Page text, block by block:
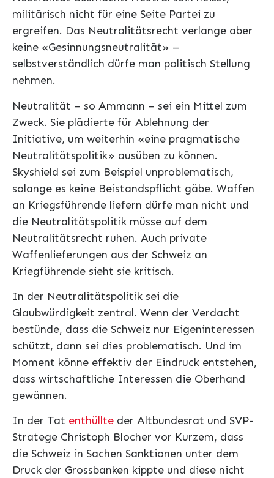
militärisch nicht für eine Seite Partei zu
ergreifen. Das Neutralitätsrecht verlange aber
keine «Gesinnungsneutralität» –
selbstverständlich dürfe man politisch Stellung
nehmen.
Neutralität – so Ammann – sei ein Mittel zum
Zweck. Sie plädierte für Ablehnung der
Initiative, um weiterhin «eine pragmatische
Neutralitätspolitik» ausüben zu können.
Skyshield sei zum Beispiel unproblematisch,
solange es keine Beistandspflicht gäbe. Waffen
an Kriegsführende liefern dürfe man nicht und
die Neutralitätspolitik müsse auf dem
Neutralitätsrecht ruhen. Auch private
Waffenlieferungen aus der Schweiz an
Kriegführende sieht sie kritisch.
In der Neutralitätspolitik sei die
Glaubwürdigkeit zentral. Wenn der Verdacht
bestünde, dass die Schweiz nur Eigeninteressen
schützt, dann sei dies problematisch. Und im
Moment könne effektiv der Eindruck entstehen,
dass wirtschaftliche Interessen die Oberhand
gewännen.
In der Tat enthüllte der Altbundesrat und SVP-
Stratege Christoph Blocher vor Kurzem, dass
die Schweiz in Sachen Sanktionen unter dem
Druck der Grossbanken kippte und diese nicht